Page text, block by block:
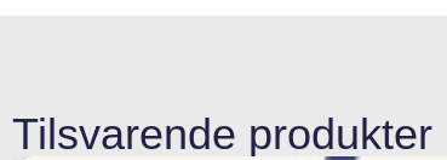
Tilsvarende produkter